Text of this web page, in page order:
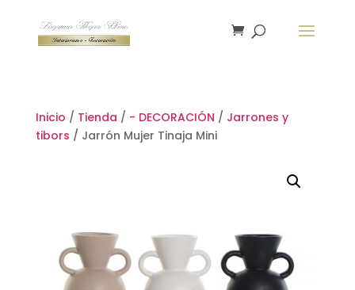
Inicio / Tienda / - DECORACIÓN / Jarrones y
tibors / Jarrón Mujer Tinaja Mini